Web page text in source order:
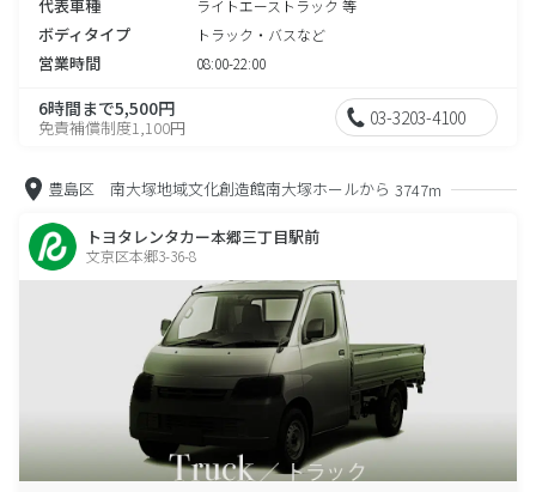
代表車種 ライトエーストラック 等
ボディタイプ トラック・バスなど
営業時間 08:00-22:00
6時間まで5,500円
免責補償制度1,100円 03-3203-4100
豊島区 南大塚地域文化創造館南大塚ホールから 3747m
トヨタレンタカー本郷三丁目駅前
文京区本郷3-36-8